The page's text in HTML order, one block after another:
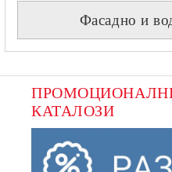
Фасадно и
КАТАЛОЗИ